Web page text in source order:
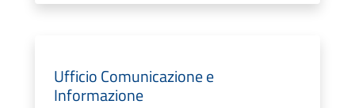
Ufficio Comunicazione e
Informazione